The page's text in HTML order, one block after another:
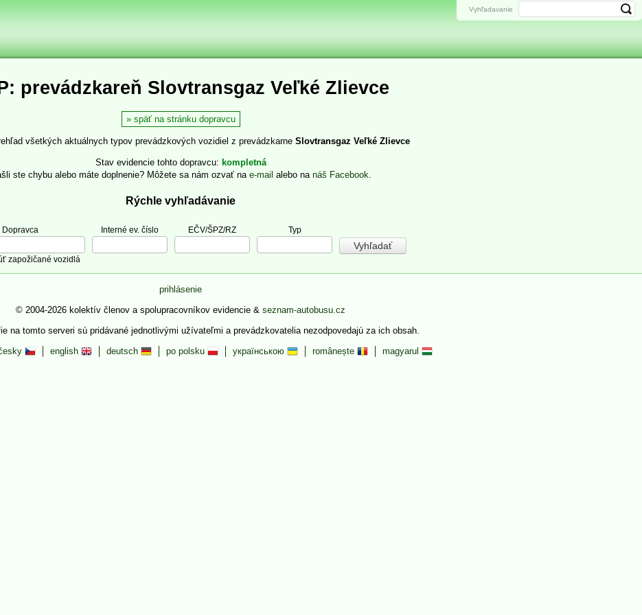
prevádzkareň Slovtransgaz Veľké Zlievce
späť na stránku dopravcu
všetkých aktuálnych typov prevádzkových vozidiel z prevádzkarne Slovtransgaz Veľké Zlievce
Stav evidencie tohto dopravcu
kompletná
ste chybu alebo máte doplnenie? Môžete sa nám ozvať na e-mail alebo na náš Facebook.
Rýchle vyhľadávanie
Dopravca
zapožičané vozidlá
Interné ev. číslo EČV/ŠPZ/RZ Typ
Vyhľadavanie
prihlásenie
© 2004-2026 kolektív členov a spolupracovníkov evidencie & seznam-autobusu.cz
na tomto serveri sú pridávané jednotlivými užívateľmi a prevádzkovatelia nezodpovedajú za ich obsah.
english deutsch po polsku українською românește magyarul